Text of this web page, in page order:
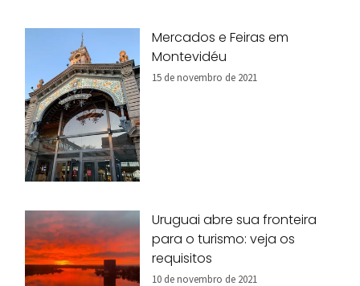
Mercados e Feiras em
Montevidéu
15 de novembro de 2021
Uruguai abre sua fronteira
para o turismo: veja os
requisitos
10 de novembro de 2021